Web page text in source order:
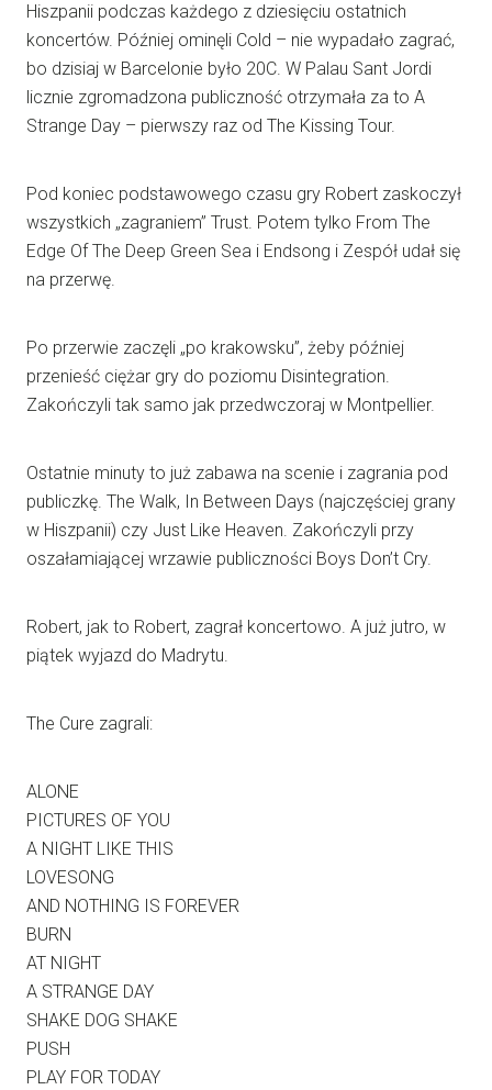
Hiszpanii podczas każdego z dziesięciu ostatnich
koncertów. Później ominęli Cold – nie wypadało zagrać,
bo dzisiaj w Barcelonie było 20C. W Palau Sant Jordi
licznie zgromadzona publiczność otrzymała za to A
Strange Day – pierwszy raz od The Kissing Tour.
Pod koniec podstawowego czasu gry Robert zaskoczył
wszystkich „zagraniem” Trust. Potem tylko From The
Edge Of The Deep Green Sea i Endsong i Zespół udał się
na przerwę.
Po przerwie zaczęli „po krakowsku”, żeby później
przenieść ciężar gry do poziomu Disintegration.
Zakończyli tak samo jak przedwczoraj w Montpellier.
Ostatnie minuty to już zabawa na scenie i zagrania pod
publiczkę. The Walk, In Between Days (najczęściej grany
w Hiszpanii) czy Just Like Heaven. Zakończyli przy
oszałamiającej wrzawie publiczności Boys Don’t Cry.
Robert, jak to Robert, zagrał koncertowo. A już jutro, w
piątek wyjazd do Madrytu.
The Cure zagrali:
ALONE
PICTURES OF YOU
A NIGHT LIKE THIS
LOVESONG
AND NOTHING IS FOREVER
BURN
AT NIGHT
A STRANGE DAY
SHAKE DOG SHAKE
PUSH
PLAY FOR TODAY